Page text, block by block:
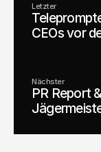
Letzter
CEOs vor
Nächster
PR Report